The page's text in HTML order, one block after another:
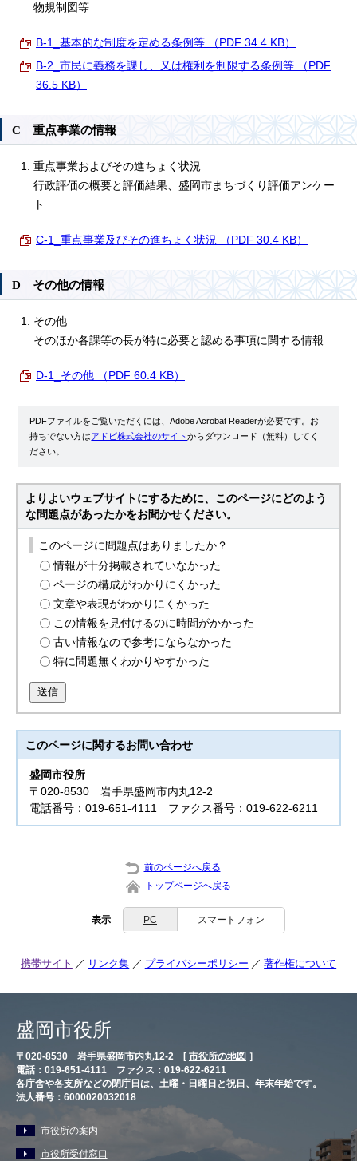
物規制図等
B-1_基本的な制度を定める条例等 （PDF 34.4 KB）
B-2_市民に義務を課し、又は権利を制限する条例等 （PDF
36.5 KB）
C 重点事業の情報
重点事業およびその進ちょく状況
行政評価の概要と評価結果、盛岡市まちづくり評価アンケー
ト
C-1_重点事業及びその進ちょく状況 （PDF 30.4 KB）
D その他の情報
その他
そのほか各課等の長が特に必要と認める事項に関する情報
D-1_その他 （PDF 60.4 KB）
PDFファイルをご覧いただくには、Adobe Acrobat Readerが必要です。お
持ちでない方はアドビ株式会社のサイトからダウンロード（無料）してく
ださい。
よりよいウェブサイトにするために、このページにどのよう
な問題点があったかをお聞かせください。
このページに問題点はありましたか？
情報が十分掲載されていなかった
ページの構成がわかりにくかった
文章や表現がわかりにくかった
この情報を見付けるのに時間がかかった
古い情報なので参考にならなかった
特に問題無くわかりやすかった
送信
このページに関するお問い合わせ
盛岡市役所
〒020-8530 岩手県盛岡市内丸12-2
電話番号：019-651-4111 ファクス番号：019-622-6211
前のページへ戻る
トップページへ戻る
表示 PC スマートフォン
携帯サイト リンク集 プライバシーポリシー 著作権について
盛岡市役所
〒020-8530 岩手県盛岡市内丸12-2 [ 市役所の地図 ］
電話：019-651-4111 ファクス：019-622-6211
各庁舎や各支所などの閉庁日は、土曜・日曜日と祝日、年末年始です。
法人番号：6000020032018
市役所の案内
市役所受付窓口